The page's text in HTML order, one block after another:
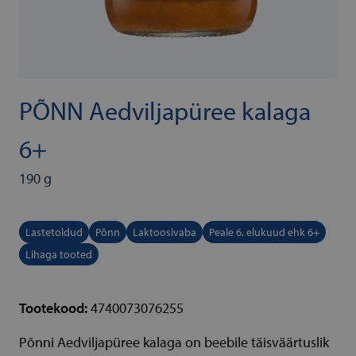
PÕNN Aedviljapüree kalaga
6+
190 g
Lastetoidud Põnn Laktoosivaba
Peale 6. elukuud ehk 6+
Lihaga tooted
Tootekood:4740073076255
Põnni Aedviljapüree kalaga on beebile täisväärtuslik